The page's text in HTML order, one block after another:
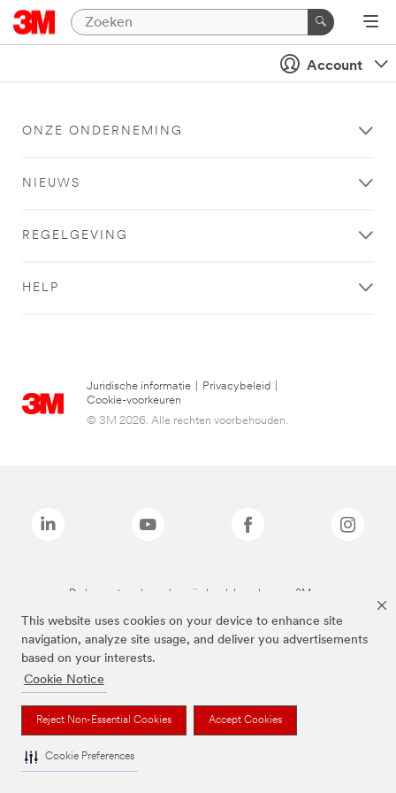
This website uses cookies on your device to enhance site
navigation, analyze site usage, and deliver you advertisements
based on your interests.
Cookie Notice
Reject Non-Essential Cookies Accept Cookies
Cookie Preferences
Account
ONZE ONDERNEMING
NIEUWS
REGELGEVING
HELP
Juridische informatie Privacybeleid
Cookie-voorkeuren
© 3M 2026. Alle rechten voorbehouden.
De bovenstaande merken zijn handelsmerken van 3M.we